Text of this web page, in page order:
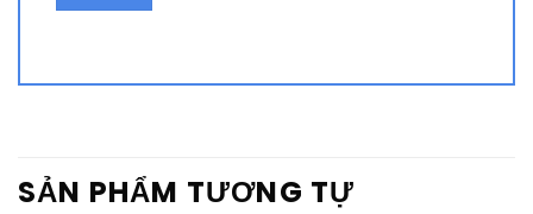
SẢN PHẨM TƯƠNG TỰ